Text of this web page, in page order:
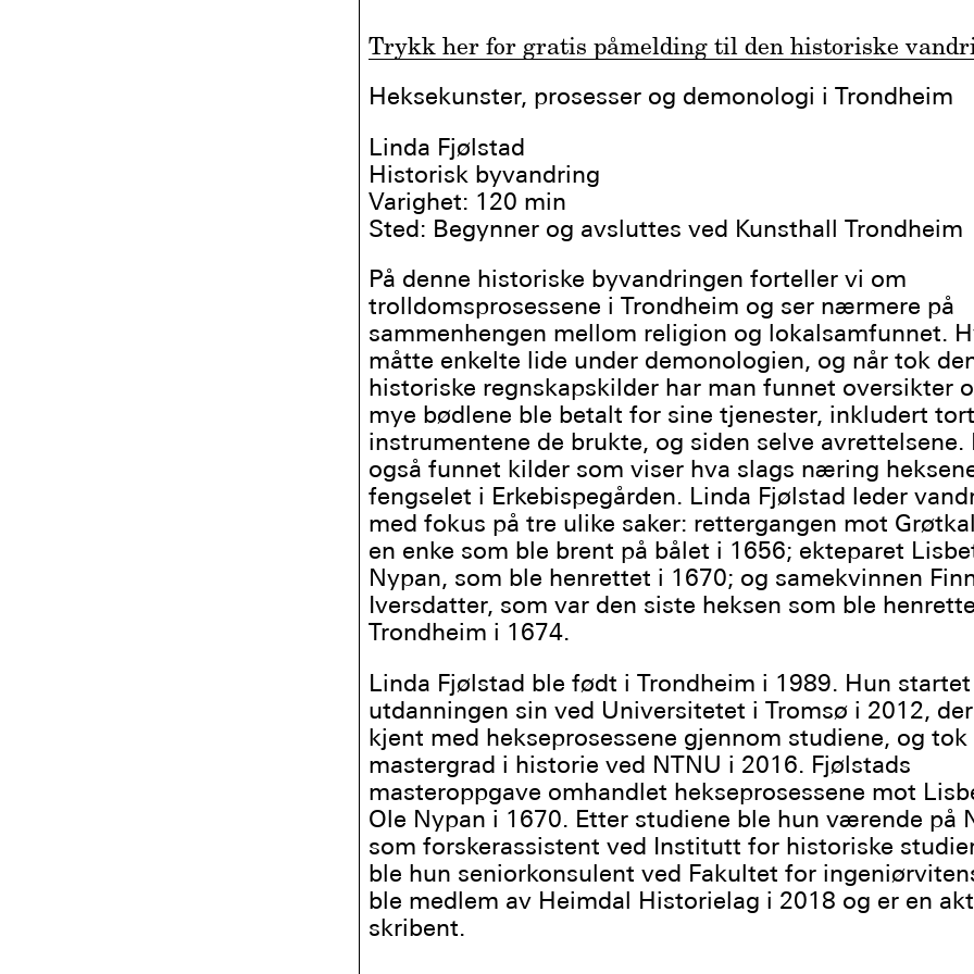
Trykk her for gratis påmelding til den historiske
Heksekunster, prosesser og demonologi i Trondheim
Linda Fjølstad
Historisk byvandring
Varighet: 120 min
Sted: Begynner og avsluttes ved Kunsthall Trondheim
På denne historiske byvandringen forteller vi om
trolldomsprosessene i Trondheim og ser nærmere på
sammenhengen mellom religion og lokalsamfunnet.
måtte enkelte lide under demonologien, og når tok
historiske regnskapskilder har man funnet oversikter
mye bødlene ble betalt for sine tjenester, inkludert
instrumentene de brukte, og siden selve avrettelsene.
også funnet kilder som viser hva slags næring
fengselet i Erkebispegården. Linda Fjølstad leder
med fokus på tre ulike saker: rettergangen mot
en enke som ble brent på bålet i 1656; ekteparet
Nypan, som ble henrettet i 1670; og samekvinnen
Iversdatter, som var den siste heksen som ble
Trondheim i 1674.
Linda Fjølstad ble født i Trondheim i 1989. Hun startet
utdanningen sin ved Universitetet i Tromsø i 2012,
kjent med hekseprosessene gjennom studiene, og tok
mastergrad i historie ved NTNU i 2016. Fjølstads
masteroppgave omhandlet hekseprosessene mot
Ole Nypan i 1670. Etter studiene ble hun værende på
som forskerassistent ved Institutt for historiske
ble hun seniorkonsulent ved Fakultet for
ble medlem av Heimdal Historielag i 2018 og er en
skribent.